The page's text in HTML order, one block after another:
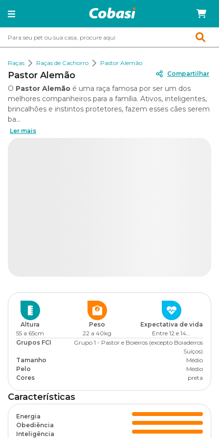
Raças Raças de Cachorro Pastor Alemão
Pastor Alemão
O Pastor Alemão é uma raça famosa por ser um dos
melhores companheiros para a família. Ativos, inteligentes,
brincalhões e instintos protetores, fazem esses cães serem
ba...
Ler mais
Compartilhar
Altura
55 a 65cm
Peso
22 a 40kg
Expectativa de vida
Entre 12 e 14 anos
Grupos FCI
Grupo 1 - Pastor e Boieiros (excepto Boiadeiros
Suíços)
Tamanho
Médio
Pelo
Médio
Cores
preta
Características
Energia
Obediência
Inteligência